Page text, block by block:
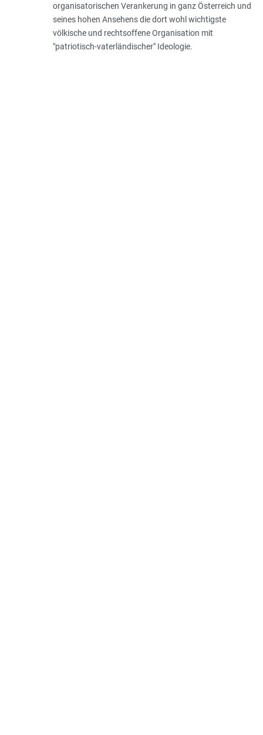
organisatorischen Verankerung in ganz Österreich und
seines hohen Ansehens die dort wohl wichtigste
völkische und rechtsoffene Organisation mit
"patriotisch-vaterländischer" Ideologie.